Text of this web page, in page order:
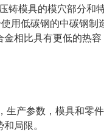
铸模具的模穴部分和
用低碳钢的中碳钢
相比具有更低的热
产参数，模具和零
局限。